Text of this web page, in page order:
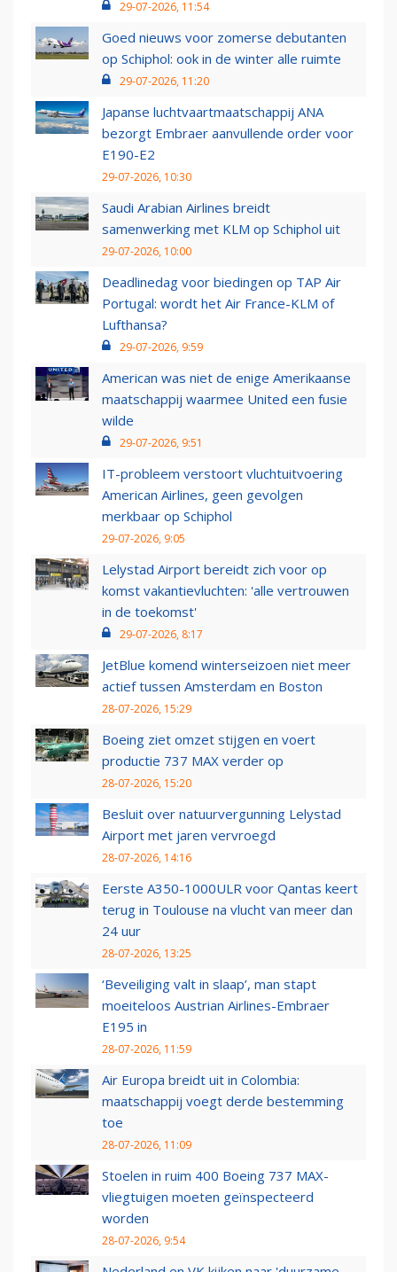
29-07-2026, 11:54
Goed nieuws voor zomerse debutanten
op Schiphol: ook in de winter alle ruimte
29-07-2026, 11:20
Japanse luchtvaartmaatschappij ANA
bezorgt Embraer aanvullende order voor
E190-E2
29-07-2026, 10:30
Saudi Arabian Airlines breidt
samenwerking met KLM op Schiphol uit
29-07-2026, 10:00
Deadlinedag voor biedingen op TAP Air
Portugal: wordt het Air France-KLM of
Lufthansa?
29-07-2026, 9:59
American was niet de enige Amerikaanse
maatschappij waarmee United een fusie
wilde
29-07-2026, 9:51
IT-probleem verstoort vluchtuitvoering
American Airlines, geen gevolgen
merkbaar op Schiphol
29-07-2026, 9:05
Lelystad Airport bereidt zich voor op
komst vakantievluchten: 'alle vertrouwen
in de toekomst'
29-07-2026, 8:17
JetBlue komend winterseizoen niet meer
actief tussen Amsterdam en Boston
28-07-2026, 15:29
Boeing ziet omzet stijgen en voert
productie 737 MAX verder op
28-07-2026, 15:20
Besluit over natuurvergunning Lelystad
Airport met jaren vervroegd
28-07-2026, 14:16
Eerste A350-1000ULR voor Qantas keert
terug in Toulouse na vlucht van meer dan
24 uur
28-07-2026, 13:25
‘Beveiliging valt in slaap’, man stapt
moeiteloos Austrian Airlines-Embraer
E195 in
28-07-2026, 11:59
Air Europa breidt uit in Colombia:
maatschappij voegt derde bestemming
toe
28-07-2026, 11:09
Stoelen in ruim 400 Boeing 737 MAX-
vliegtuigen moeten geïnspecteerd
worden
28-07-2026, 9:54